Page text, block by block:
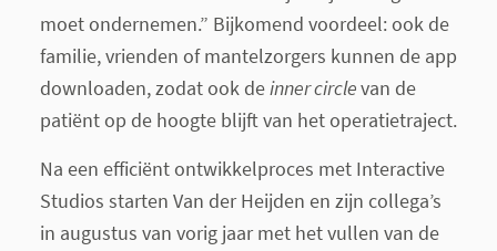
moet ondernemen.” Bijkomend voordeel: ook de
familie, vrienden of mantelzorgers kunnen de app
downloaden, zodat ook deinner circlevan de
patiënt op de hoogte blijft van het operatietraject.
Na een efficiënt ontwikkelproces met Interactive
Studios starten Van der Heijden en zijn collega’s
in augustus van vorig jaar met het vullen van de